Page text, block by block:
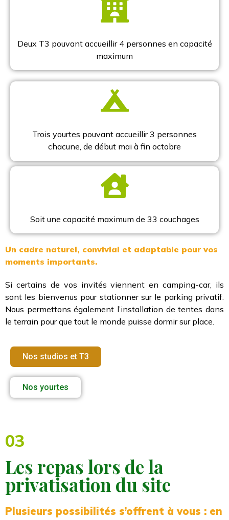
Deux T3 pouvant accueillir 4 personnes en capacité
maximum
Trois yourtes pouvant accueillir 3 personnes
chacune, de début mai à fin octobre
Soit une capacité maximum de 33 couchages
Un cadre naturel, convivial et adaptable pour vos
moments importants.
Si certains de vos invités viennent en camping-car, ils
sont les bienvenus pour stationner sur le parking privatif.
Nous permettons également l’installation de tentes dans
le terrain pour que tout le monde puisse dormir sur place.
Nos studios et T3
Nos yourtes
03
Les repas lors de la
privatisation du site
Plusieurs possibilités s’offrent à vous : en